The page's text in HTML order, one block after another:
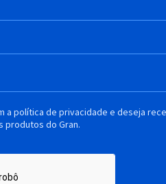
a política de privacidade e deseja
produtos do Gran.